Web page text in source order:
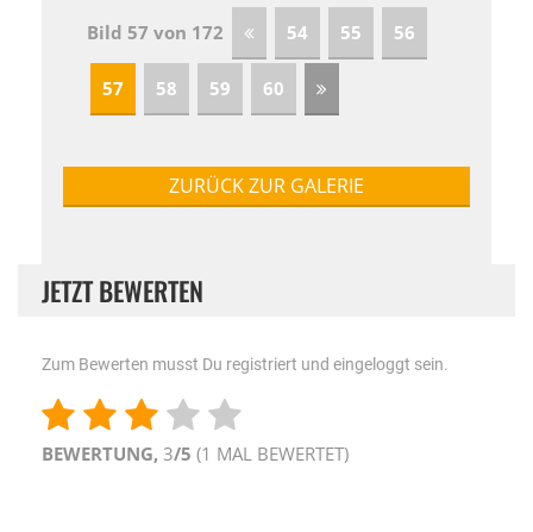
Bild 57 von 172 54 55 56
57 58 59 60
ZURÜCK ZUR GALERIE
JETZT BEWERTEN
Zum Bewerten musst Du registriert und eingeloggt sein.
BEWERTUNG, 3/5 (1 MAL BEWERTET)